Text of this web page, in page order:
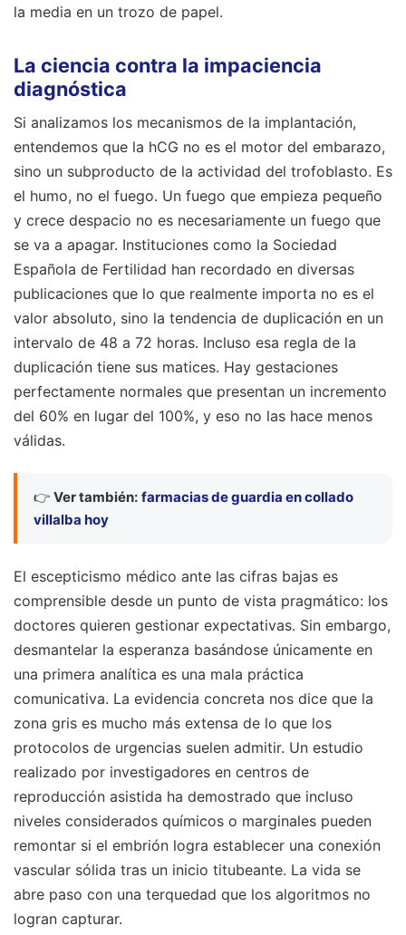
la media en un trozo de papel.
La ciencia contra la impaciencia
diagnóstica
Si analizamos los mecanismos de la implantación,
entendemos que la hCG no es el motor del embarazo,
sino un subproducto de la actividad del trofoblasto. Es
el humo, no el fuego. Un fuego que empieza pequeño
y crece despacio no es necesariamente un fuego que
se va a apagar. Instituciones como la Sociedad
Española de Fertilidad han recordado en diversas
publicaciones que lo que realmente importa no es el
valor absoluto, sino la tendencia de duplicación en un
intervalo de 48 a 72 horas. Incluso esa regla de la
duplicación tiene sus matices. Hay gestaciones
perfectamente normales que presentan un incremento
del 60% en lugar del 100%, y eso no las hace menos
válidas.
👉 Ver también: farmacias de guardia en collado
villalba hoy
El escepticismo médico ante las cifras bajas es
comprensible desde un punto de vista pragmático: los
doctores quieren gestionar expectativas. Sin embargo,
desmantelar la esperanza basándose únicamente en
una primera analítica es una mala práctica
comunicativa. La evidencia concreta nos dice que la
zona gris es mucho más extensa de lo que los
protocolos de urgencias suelen admitir. Un estudio
realizado por investigadores en centros de
reproducción asistida ha demostrado que incluso
niveles considerados químicos o marginales pueden
remontar si el embrión logra establecer una conexión
vascular sólida tras un inicio titubeante. La vida se
abre paso con una terquedad que los algoritmos no
logran capturar.